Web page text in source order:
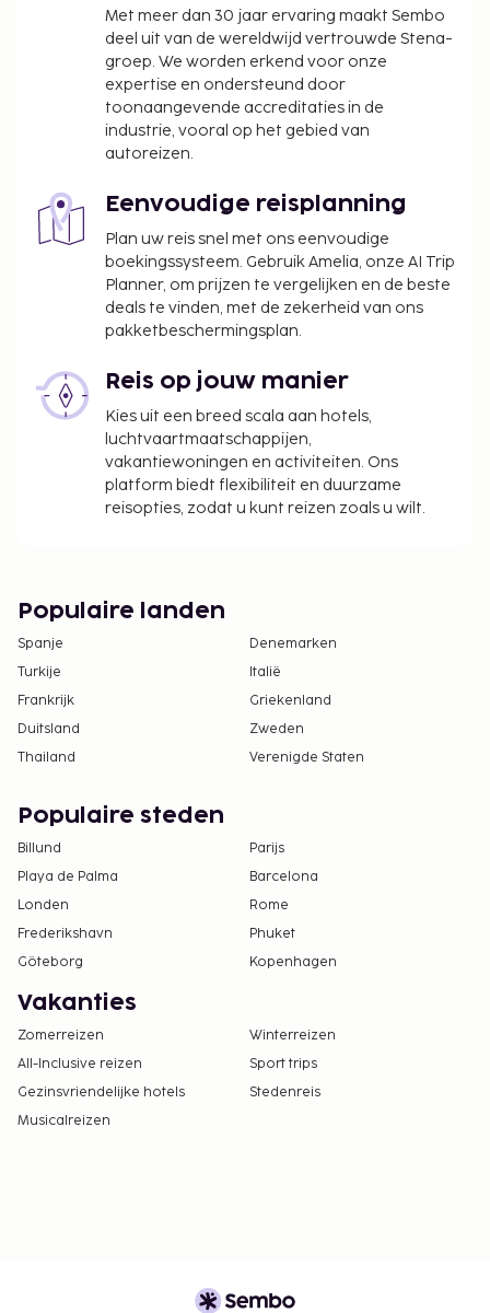
(beperkte tijden). Dagelijks kun je tegen betaling
genieten van een lekker uitgebreid ontbijt, dat
geserveerd wordt van 07.00 uur tot 10.00
uur. LOCALIZE De accommodatieklasse die wordt
toegekend door ons classificatiesysteem is
gebaseerd op accommodatietype, voorzieningen
Toeslag voor het uitgebreid ontbijt: ca. CNY 39
per persoon
Deze lijst is mogelijk niet volledig. Toeslagen en
borgsommen zijn mogelijk excl. btw en kunnen
Eén kind t/m 17 jaar oud verblijft gratis wanneer
hij/zij in dezelfde kamer als de ouders of voogd
slaapt en het aanwezige beddengoed gebruikt.
In deze accommodatie zijn huisdieren en
assistentiedieren niet toegestaan.
Met meer dan 30 jaar ervaring maakt Sembo
deel uit van de wereldwijd vertrouwde Stena-
groep. We worden erkend voor onze
expertise en ondersteund door
toonaangevende accreditaties in de
industrie, vooral op het gebied van
autoreizen.
Eenvoudige reisplanning
Plan uw reis snel met ons eenvoudige
boekingssysteem. Gebruik Amelia, onze AI Trip
Planner, om prijzen te vergelijken en de beste
deals te vinden, met de zekerheid van ons
pakketbeschermingsplan.
Reis op jouw manier
Kies uit een breed scala aan hotels,
luchtvaartmaatschappijen,
vakantiewoningen en activiteiten. Ons
platform biedt flexibiliteit en duurzame
reisopties, zodat u kunt reizen zoals u wilt.
Populaire landen
Spanje
Denemarken
Turkije
Italië
Frankrijk
Griekenland
Duitsland
Zweden
Thailand
Verenigde Staten
Populaire steden
Billund
Parijs
Playa de Palma
Barcelona
Londen
Rome
Frederikshavn
Phuket
Göteborg
Kopenhagen
Vakanties
Zomerreizen
Winterreizen
All-Inclusive reizen
Sport trips
Gezinsvriendelijke hotels
Stedenreis
Musicalreizen